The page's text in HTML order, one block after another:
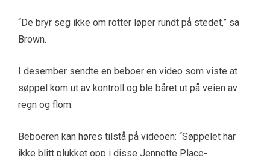
“De bryr seg ikke om rotter løper rundt på stedet,” sa
Brown.
I desember sendte en beboer en video som viste at
søppel kom ut av kontroll og ble båret ut på veien av
regn og flom.
Beboeren kan høres tilstå på videoen: “Søppelet har
ikke blitt plukket opp i disse Jennette Place-